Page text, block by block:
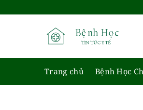
qua
Trang chủ Bệnh Học